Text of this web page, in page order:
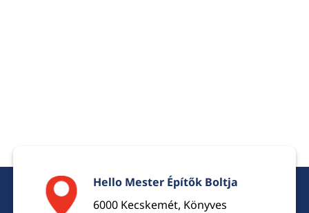
Hello Mester Építők Boltja
6000 Kecskemét, Könyves